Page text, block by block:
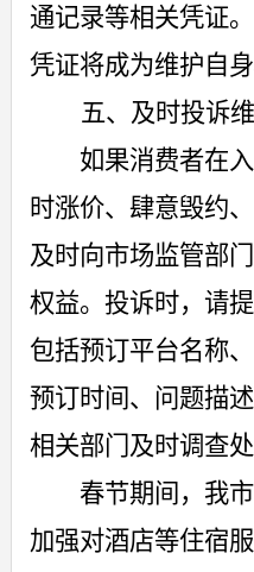
通记录等相关凭证
凭证将成为维护自
五、及时投诉
如果消费者在
时涨价、肆意毁约
及时向市场监管部
权益。投诉时，请
包括预订平台名称
预订时间、问题描
相关部门及时调查处
春节期间，我
加强对酒店等住宿